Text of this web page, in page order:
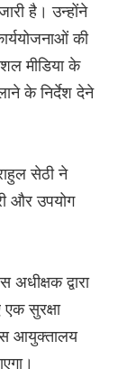
है। उन्होंने
की
मीडिया के
के निर्देश देने
सेठी ने
और उपयोग
द्वारा
सुरक्षा
आयुक्तालय